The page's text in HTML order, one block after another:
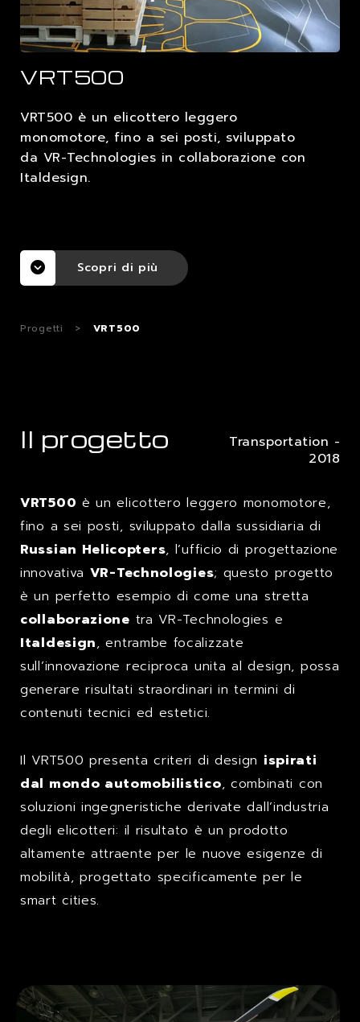
LAVORA CON NOI
CONTATTI
VRT500
VRT500 è un elicottero leggero
monomotore, fino a sei posti, sviluppato
da VR-Technologies in collaborazione con
Italdesign.
Scopri di più
Progetti > VRT500
Il progetto
Transportation -
2018
VRT500 è un elicottero leggero monomotore,
fino a sei posti, sviluppato dalla sussidiaria di
Russian Helicopters, l’ufficio di progettazione
innovativa VR-Technologies; questo progetto
è un perfetto esempio di come una stretta
collaborazione tra VR-Technologies e
Italdesign, entrambe focalizzate
sull’innovazione reciproca unita al design, possa
generare risultati straordinari in termini di
contenuti tecnici ed estetici.
Il VRT500 presenta criteri di design ispirati
dal mondo automobilistico, combinati con
soluzioni ingegneristiche derivate dall’industria
degli elicotteri: il risultato è un prodotto
altamente attraente per le nuove esigenze di
mobilità, progettato specificamente per le
smart cities.